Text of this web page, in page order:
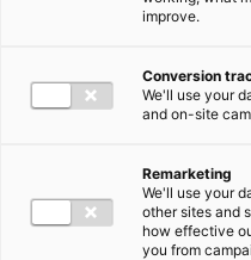
improve.
Conversion
We'll use your
and on-site
Remarketing
We'll use your
other sites and
how effective
you from